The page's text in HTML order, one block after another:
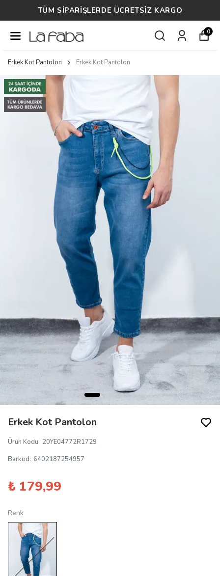
14 GÜN ÜCRETSİZ İADE
0
Erkek Kot Pantolon Erkek Kot Pantolon
Erkek Kot Pantolon
Ürün Kodu: 20YE04772R1729
Barkod: 6402187254957
₺ 179,99
Renk